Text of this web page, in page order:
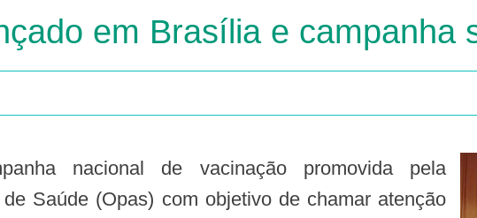
em Brasília e campanha
Saúde (Opas) com objetivo de chamar atenção